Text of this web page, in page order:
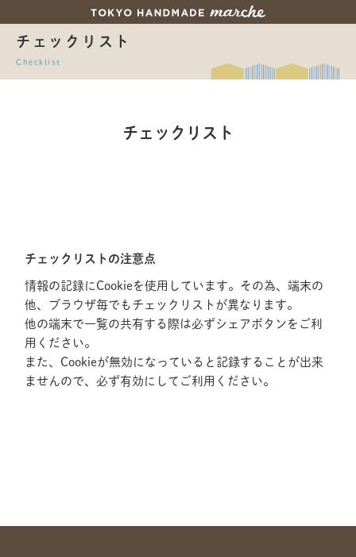
チェックリスト
Checklist
チェックリスト
チェックリストの注意点
情報の記録にCookieを使用しています。その為、端末の
他、ブラウザ毎でもチェックリストが異なります。
他の端末で一覧の共有する際は必ずシェアボタンをご利
用ください。
また、Cookieが無効になっていると記録することが出来
ませんので、必ず有効にしてご利用ください。